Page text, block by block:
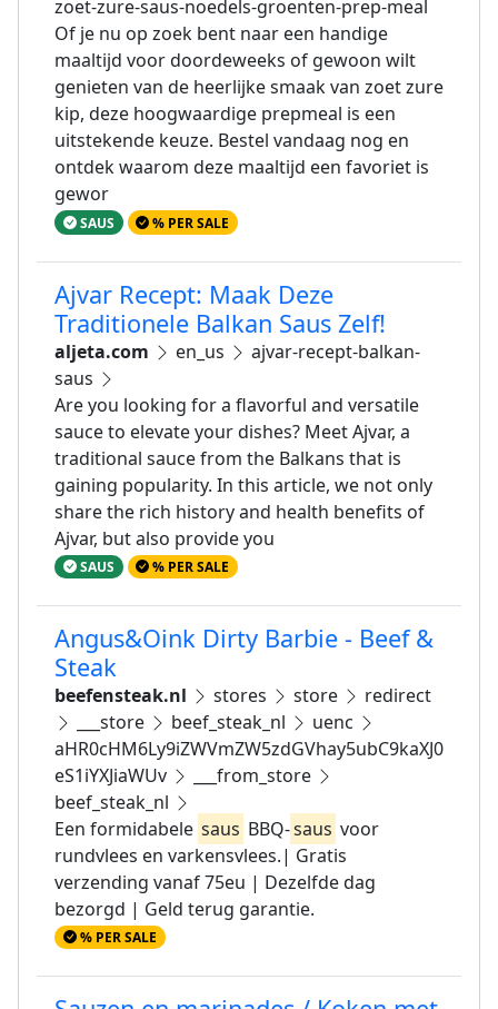
zoet-zure-saus-noedels-groenten-prep-meal
Of je nu op zoek bent naar een handige
maaltijd voor doordeweeks of gewoon wilt
genieten van de heerlijke smaak van zoet zure
kip, deze hoogwaardige prepmeal is een
uitstekende keuze. Bestel vandaag nog en
ontdek waarom deze maaltijd een favoriet is
gewor
SAUS % PER SALE
Ajvar Recept: Maak Deze
Traditionele Balkan Saus Zelf!
aljeta.com en_us
ajvar-recept-balkan-
saus
Are you looking for a flavorful and versatile
sauce to elevate your dishes? Meet Ajvar, a
traditional sauce from the Balkans that is
gaining popularity. In this article, we not only
share the rich history and health benefits of
Ajvar, but also provide you
SAUS % PER SALE
Angus&Oink Dirty Barbie - Beef &
Steak
beefensteak.nl stores store
redirect
___store
beef_steak_nl
uenc
aHR0cHM6Ly9iZWVmZW5zdGVhay5ubC9kaXJ0
eS1iYXJiaWUv
___from_store
beef_steak_nl
Een formidabele saus BBQ-saus voor
rundvlees en varkensvlees.| Gratis
verzending vanaf 75eu | Dezelfde dag
bezorgd | Geld terug garantie.
% PER SALE